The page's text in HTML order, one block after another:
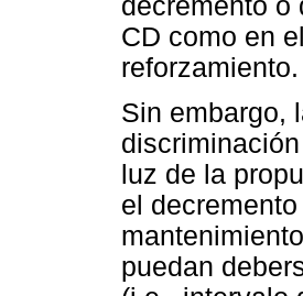
decremento o
CD como en
reforzamiento.
Sin embargo,
luz de la
el
puedan